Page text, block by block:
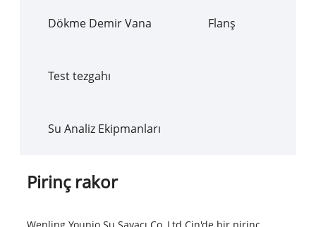
Dökme Demir Vana Flanş
Test tezgahı
Su Analiz Ekipmanları
Pirinç rakor